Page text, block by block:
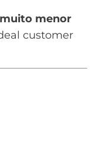
menor
customer